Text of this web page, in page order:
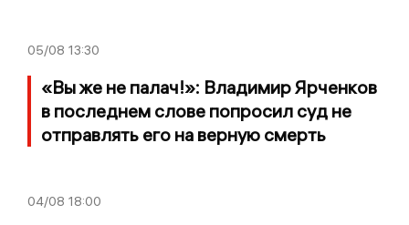
05/08 13:30
«Вы же не палач!»: Владимир Ярченков
в последнем слове попросил суд не
отправлять его на верную смерть
04/08 18:00